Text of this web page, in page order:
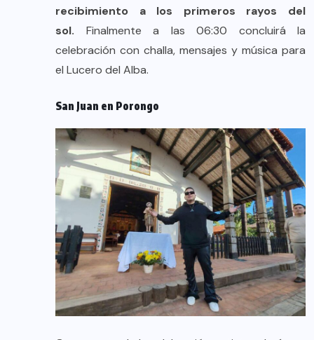
recibimiento a los primeros rayos del
sol. Finalmente a las 06:30 concluirá la
celebración con challa, mensajes y música para
el Lucero del Alba.
San Juan en Porongo